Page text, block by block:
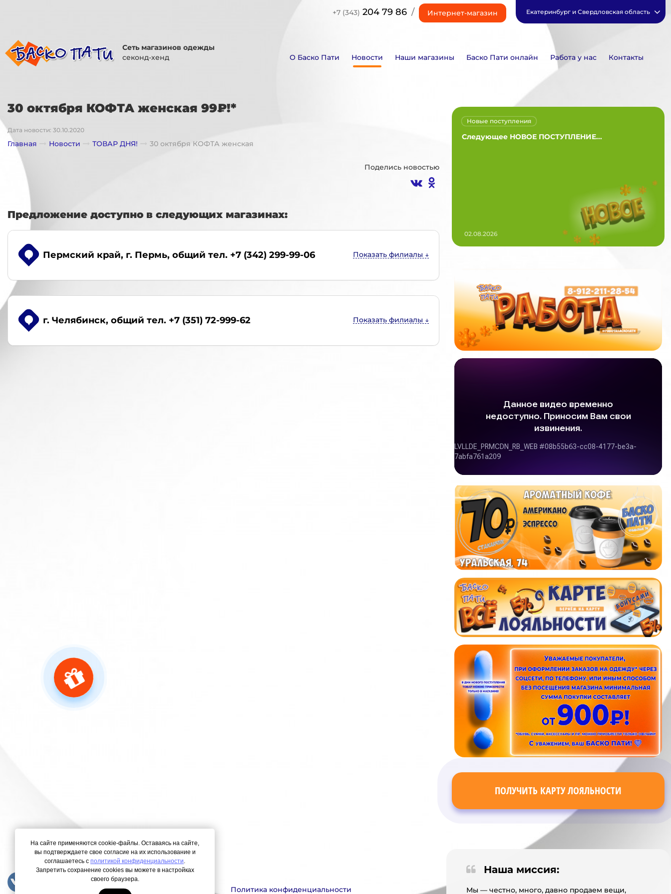
+7 (343) 204 79 86 / Интернет-магазин Екатеринбург и Свердловская область
Сеть магазинов одежды
секонд-хенд
О Баско Пати Новости Наши магазины Баско Пати онлайн Работа у нас Контакты
30 октября КОФТА женская 99₽!*
Дата новости: 30.10.2020
Главная Новости ТОВАР ДНЯ! 30 октября КОФТА женская
Поделись новостью
Предложение доступно в следующих магазинах:
Пермский край, г. Пермь, общий тел. +7 (342) 299-99-06
г. Челябинск, общий тел. +7 (351) 72-999-62
Следующее НОВОЕ ПОСТУПЛЕНИЕ...
Новые поступления
02.08.2026
ПОЛУЧИТЬ КАРТУ ЛОЯЛЬНОСТИ
Политика конфиденциальности
Наша миссия:
Мы — честно, много, давно продаем вещи,
На сайте применяются cookie-файлы. Оставаясь на сайте,
вы подтверждаете свое согласие на их использование и
соглашаетесь с политикой конфиденциальности.
Запретить сохранение cookies вы можете в настройках
своего браузера.